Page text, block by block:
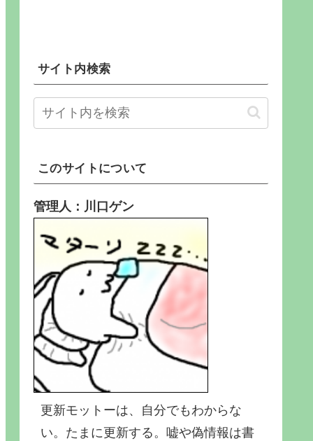
サイト内検索
このサイトについて
管理人：川口ゲン
更新モットーは、自分でもわからな
い。たまに更新する。嘘や偽情報は書